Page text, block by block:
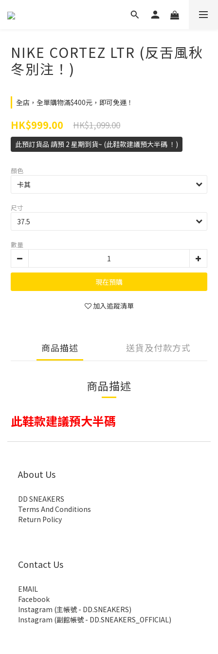
NIKE CORTEZ LTR (反舌風秋
冬別注！)
全店，全單購物滿$400元，即可免運！
HK$999.00 HK$1,099.00
此預訂貨品 請預 2 星期到貨~ (此鞋款建議預大半碼 ！)
顏色
尺寸
數量
現在預購
加入追蹤清單
商品描述 送貨及付款方式
商品描述
此鞋款建議預大半碼
About Us
DD SNEAKERS
Terms And Conditions
Return Policy
Contact Us
EMAIL
Facebook
Instagram (主帳號 - DD.SNEAKERS)
Instagram (副館帳號 - DD.SNEAKERS_OFFICIAL)